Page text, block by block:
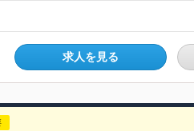
求人を見る